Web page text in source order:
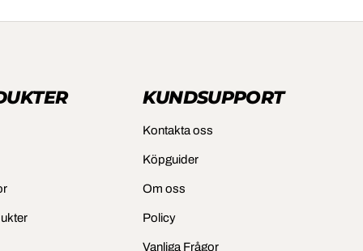
KUNDSUPPORT
Kontakta oss
Köpguider
Om oss
Policy
Vanliga Frågor